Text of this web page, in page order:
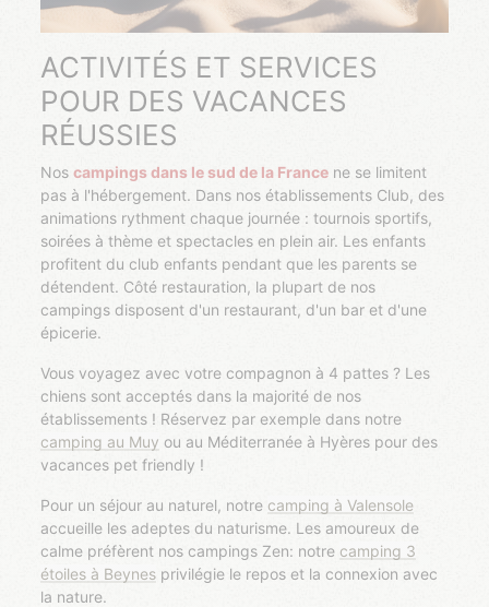
ACTIVITÉS ET SERVICES
POUR DES VACANCES
RÉUSSIES
Noscampings dans le sud de la France ne se limitent
pas à l'hébergement. Dans nos établissements Club, des
animations rythment chaque journée : tournois sportifs,
soirées à thème et spectacles en plein air. Les enfants
profitent du club enfants pendant que les parents se
détendent. Côté restauration, la plupart de nos
campings disposent d'un restaurant, d'un bar et d'une
épicerie.
Vous voyagez avec votre compagnon à 4 pattes ? Les
chiens sont acceptés dans la majorité de nos
établissements ! Réservez par exemple dans notre
camping au Muy ou au Méditerranée à Hyères pour des
vacances pet friendly !
Pour un séjour au naturel, notre camping à Valensole
accueille les adeptes du naturisme. Les amoureux de
calme préfèrent nos campings Zen: notre camping 3
étoiles à Beynes privilégie le repos et la connexion avec
la nature.